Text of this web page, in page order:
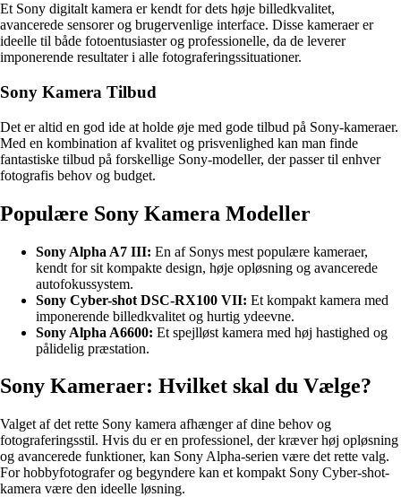
Et Sony digitalt kamera er kendt for dets høje billedkvalitet,
avancerede sensorer og brugervenlige interface. Disse kameraer er
ideelle til både fotoentusiaster og professionelle, da de leverer
imponerende resultater i alle fotograferingssituationer.
Sony Kamera Tilbud
Det er altid en god ide at holde øje med gode tilbud på Sony-kameraer.
Med en kombination af kvalitet og prisvenlighed kan man finde
fantastiske tilbud på forskellige Sony-modeller, der passer til enhver
fotografis behov og budget.
Populære Sony Kamera Modeller
Sony Alpha A7 III: En af Sonys mest populære kameraer,
kendt for sit kompakte design, høje opløsning og avancerede
autofokussystem.
Sony Cyber-shot DSC-RX100 VII: Et kompakt kamera med
imponerende billedkvalitet og hurtig ydeevne.
Sony Alpha A6600: Et spejlløst kamera med høj hastighed og
pålidelig præstation.
Sony Kameraer: Hvilket skal du Vælge?
Valget af det rette Sony kamera afhænger af dine behov og
fotograferingsstil. Hvis du er en professionel, der kræver høj opløsning
og avancerede funktioner, kan Sony Alpha-serien være det rette valg.
For hobbyfotografer og begyndere kan et kompakt Sony Cyber-shot-
kamera være den ideelle løsning.